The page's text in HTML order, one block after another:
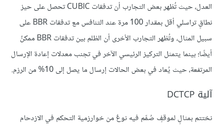
العدل، حيث تُظهر بعض التجارب أن تدفقات CUBIC تحصل على حيز
نطاقٍ تراسلي أقل بمقدار 100 مرة عند التنافس مع تدفقات BBR على
سبيل المثال، وتُظهر التجارب الأخرى أن الظلم بين تدفقات BBR ممكنٌ
أيضًا؛ بينما يتمثل التركيز الرئيسي الآخر في تجنب معدلات إعادة الإرسال
المرتفعة، حيث يُعاد في بعض الحالات إرسال ما يصل إلى 10% من الرزم.
آلية DCTCP
نختتم بمثالٍ لموقفٍ صُمِّم فيه نوعٌ من خوارزمية التحكم في الازدحام